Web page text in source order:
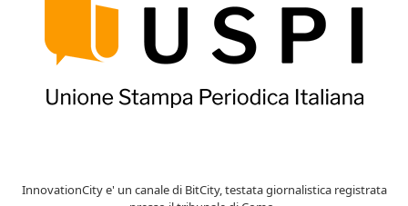
InnovationCity e' un canale di BitCity, testata giornalistica registrata